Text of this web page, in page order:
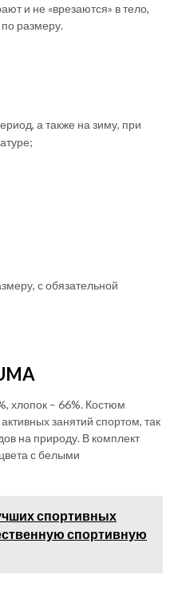
и не «врезаются» в тело,
размеру.
а также на зиму, при
с обязательной
хлопок – 66%. Костюм
занятий спортом, так
на природу. В комплект
с белыми
спортивных
спортивную